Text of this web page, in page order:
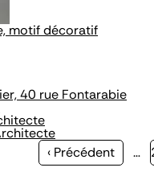
motif décoratif
40 rue Fontarabie
Page
‹ Précédent …